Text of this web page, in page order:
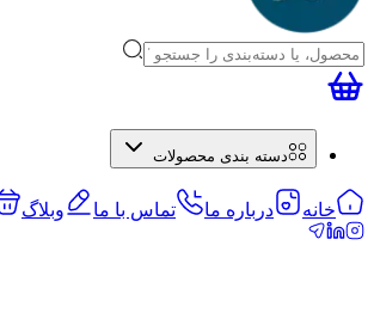
دسته بندی محصولات
خانه درباره ما تماس با ما وبلاگ